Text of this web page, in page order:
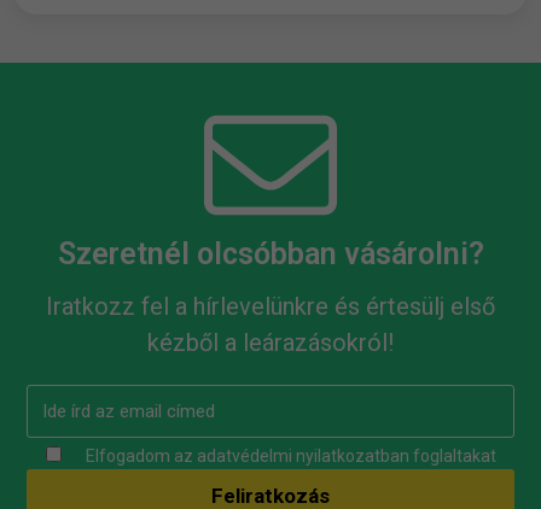
Szeretnél olcsóbban vásárolni?
Iratkozz fel a hírlevelünkre és értesülj első
kézből a leárazásokról!
Elfogadom az adatvédelmi nyilatkozatban foglaltakat